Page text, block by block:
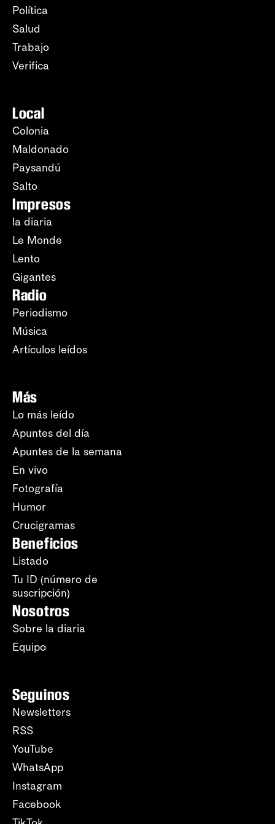
Política
Salud
Trabajo
Verifica
Local
Colonia
Maldonado
Paysandú
Salto
Impresos
la diaria
Le Monde
Lento
Gigantes
Radio
Periodismo
Música
Artículos leídos
Más
Lo más leído
Apuntes del día
Apuntes de la semana
En vivo
Fotografía
Humor
Crucigramas
Beneficios
Listado
Tu ID (número de
suscripción)
Nosotros
Sobre la diaria
Equipo
Seguinos
Newsletters
RSS
YouTube
WhatsApp
Instagram
Facebook